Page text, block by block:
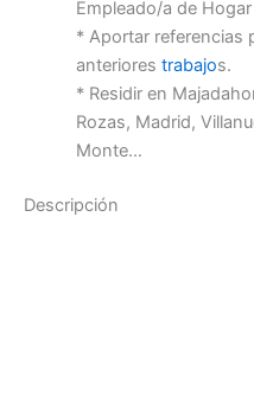
Empleado/a de
* Aportar referencias
anteriores trabajos.
* Residir en
Rozas, Madrid,
Monte…
Descripción